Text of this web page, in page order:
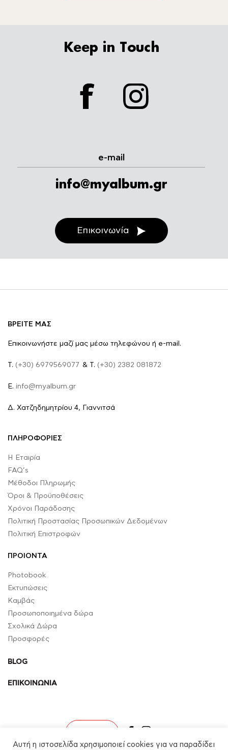
Keep in Touch
facebook
e-mail
info@myalbum.gr
Επικοινωνία
ΒΡΕΙΤΕ ΜΑΣ
Επικοινωνήστε μαζί μας μέσω τηλεφώνου ή e-mail.
Τ. (+30) 6979569077 & Τ. (+30) 2382 081872
E. info@myalbum.gr
Δ. Χατζηδημητρίου 4, Γιαννιτσά
ΠΛΗΡΟΦΟΡΙΕΣ
Η Εταιρία
FAQ’s
Μέθοδοι Πληρωμής
Όροι & Προϋποθέσεις
Χρόνοι Παράδοσης
Πολιτική Προστασίας Προσωπικών Δεδομένων
Πολιτική Επιστροφών
ΠΡΟΙΟΝΤΑ
Photobook
Εκτυπώσεις
Καμβάς
Προσωποποιημένα δώρα
Σχολικά Δώρα
Προσφορές
BLOG
ΕΠΙΚΟΙΝΩΝΙΑ
Αυτή η ιστοσελίδα χρησιμοποιεί cookies για να παραδίδει